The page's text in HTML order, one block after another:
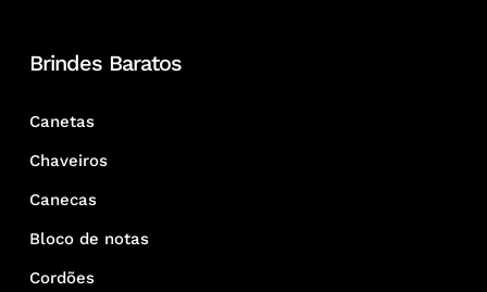
Brindes Baratos
Canetas
Chaveiros
Canecas
Bloco de notas
Cordões